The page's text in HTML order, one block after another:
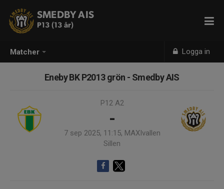
Matcher Logga in
SMEDBY AIS
P13 (13 år)
Eneby BK P2013 grön - Smedby AIS
P12 A2
-
7 sep 2025, 11:15, MAXIvallen
Sillen